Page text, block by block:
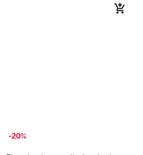
-20%